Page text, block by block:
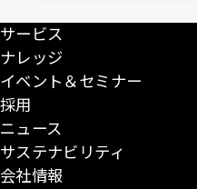
サービス
ナレッジ
イベント＆セミナー
採用
ニュース
サステナビリティ
会社情報